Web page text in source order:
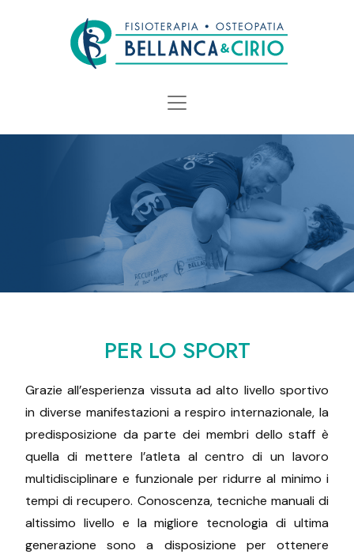
PER LO SPORT
Grazie all’esperienza vissuta ad alto livello sportivo
in diverse manifestazioni a respiro internazionale, la
predisposizione da parte dei membri dello staff è
quella di mettere l’atleta al centro di un lavoro
multidisciplinare e funzionale per ridurre al minimo i
tempi di recupero. Conoscenza, tecniche manuali di
altissimo livello e la migliore tecnologia di ultima
generazione sono a disposizione per ottenere